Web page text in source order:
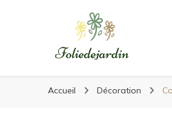
Foliedejardin
Accueil Décoration